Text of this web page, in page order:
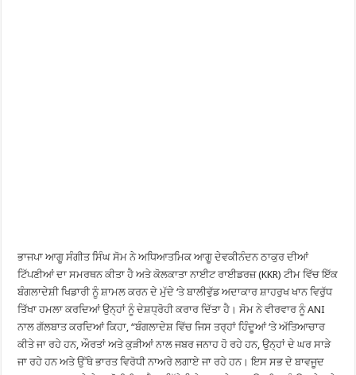
ਭਾਜਪਾ ਆਗੂ ਸੰਗੀਤ ਸਿੰਘ ਸੋਮ ਨੇ ਅਧਿਆਤਮਿਕ ਆਗੂ ਦੇਵਕੀਨੰਦਨ ਠਾਕੁਰ ਦੀਆਂ
ਟਿੱਪਣੀਆਂ ਦਾ ਸਮਰਥਨ ਕੀਤਾ ਹੈ ਅਤੇ ਕੋਲਕਾਤਾ ਨਾਈਟ ਰਾਈਡਰਜ਼ (KKR) ਟੀਮ ਵਿੱਚ ਇੱਕ
ਬੰਗਲਾਦੇਸ਼ੀ ਖਿਡਾਰੀ ਨੂੰ ਸ਼ਾਮਲ ਕਰਨ ਦੇ ਮੁੱਦੇ ‘ਤੇ ਬਾਲੀਵੁੱਡ ਅਦਾਕਾਰ ਸ਼ਾਹਰੁਖ ਖਾਨ ਵਿਰੁੱਧ
ਤਿੱਖਾ ਹਮਲਾ ਕਰਦਿਆਂ ਉਨ੍ਹਾਂ ਨੂੰ ਦੇਸ਼ਧ੍ਰੋਹੀ ਕਰਾਰ ਦਿੱਤਾ ਹੈ। ਸੋਮ ਨੇ ਵੀਰਵਾਰ ਨੂੰ ANI
ਨਾਲ ਗੱਲਬਾਤ ਕਰਦਿਆਂ ਕਿਹਾ, “ਬੰਗਲਾਦੇਸ਼ ਵਿੱਚ ਜਿਸ ਤਰ੍ਹਾਂ ਹਿੰਦੂਆਂ ‘ਤੇ ਅੱਤਿਆਚਾਰ
ਕੀਤੇ ਜਾ ਰਹੇ ਹਨ, ਔਰਤਾਂ ਅਤੇ ਕੁੜੀਆਂ ਨਾਲ ਜਬਰ ਜਨਾਹ ਹੋ ਰਹੇ ਹਨ, ਉਨ੍ਹਾਂ ਦੇ ਘਰ ਸਾੜੇ
ਜਾ ਰਹੇ ਹਨ ਅਤੇ ਉੱਥੇ ਭਾਰਤ ਵਿਰੋਧੀ ਨਾਅਰੇ ਲਗਾਏ ਜਾ ਰਹੇ ਹਨ। ਇਸ ਸਭ ਦੇ ਬਾਵਜੂਦ